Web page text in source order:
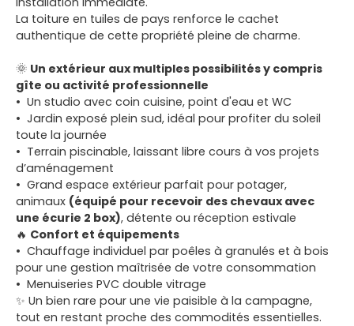
La toiture en tuiles de pays renforce le cachet
authentique de cette propriété pleine de charme.
🌞 Un extérieur aux multiples possibilités y compris
gîte ou activité professionnelle
Un studio avec coin cuisine, point d'eau et WC
Jardin exposé plein sud, idéal pour profiter du soleil
toute la journée
Terrain piscinable, laissant libre cours à vos projets
d’aménagement
Grand espace extérieur parfait pour potager,
animaux (équipé pour recevoir des chevaux avec
une écurie 2 box), détente ou réception estivale
🔥 Confort et équipements
Chauffage individuel par poêles à granulés et à bois
pour une gestion maîtrisée de votre consommation
Menuiseries PVC double vitrage
✨ Un bien rare pour une vie paisible à la campagne,
tout en restant proche des commodités essentielles.